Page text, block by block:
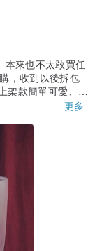
本來也不太敢買任
，收到以後拆包
款簡單可愛、
的～～～嗚嗚嗚
哈，下次再見了
更多